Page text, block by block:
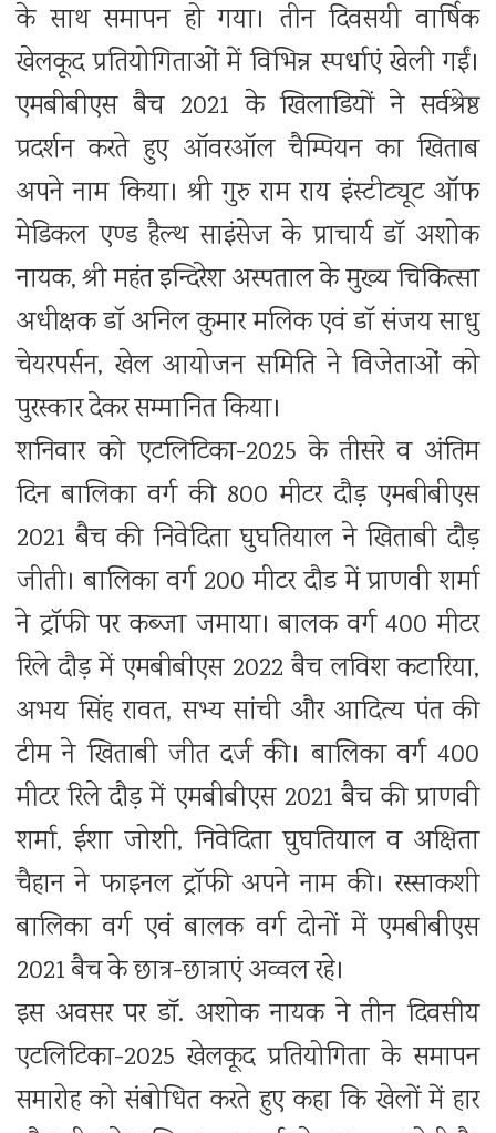
के साथ समापन हो गया। तीन दिवसयी वार्षिक
खेलकूद प्रतियोगिताओं में विभिन्न स्पर्धाएं खेली गईं।
एमबीबीएस बैच 2021 के खिलाडियों ने सर्वश्रेष्ठ
प्रदर्शन करते हुए ऑवरऑल चैम्पियन का खिताब
अपने नाम किया। श्री गुरु राम राय इंस्टीट्यूट ऑफ
मेडिकल एण्ड हैल्थ साइंसेज के प्राचार्य डाॅ अशोक
नायक, श्री महंत इन्दिरेश अस्पताल के मुख्य चिकित्सा
अधीक्षक डाॅ अनिल कुमार मलिक एवं डाॅ संजय साधु
चेयरपर्सन, खेल आयोजन समिति ने विजेताओं को
पुरस्कार देकर सम्मानित किया।
शनिवार को एटलिटिका-2025 के तीसरे व अंतिम
दिन बालिका वर्ग की 800 मीटर दौड़ एमबीबीएस
2021 बैच की निवेदिता घुघतियाल ने खिताबी दौड़
जीती। बालिका वर्ग 200 मीटर दौड में प्राणवी शर्मा
ने ट्राॅफी पर कब्जा जमाया। बालक वर्ग 400 मीटर
रिले दौड़ में एमबीबीएस 2022 बैच लविश कटारिया,
अभय सिंह रावत, सभ्य सांची और आदित्य पंत की
टीम ने खिताबी जीत दर्ज की। बालिका वर्ग 400
मीटर रिले दौड़ में एमबीबीएस 2021 बैच की प्राणवी
शर्मा, ईशा जोशी, निवेदिता घुघतियाल व अक्षिता
चैहान ने फाइनल ट्राॅफी अपने नाम की। रस्साकशी
बालिका वर्ग एवं बालक वर्ग दोनों में एमबीबीएस
2021 बैच के छात्र-छात्राएं अव्वल रहे।
इस अवसर पर डॉ. अशोक नायक ने तीन दिवसीय
एटलिटिका-2025 खेलकूद प्रतियोगिता के समापन
समारोह को संबोधित करते हुए कहा कि खेलों में हार